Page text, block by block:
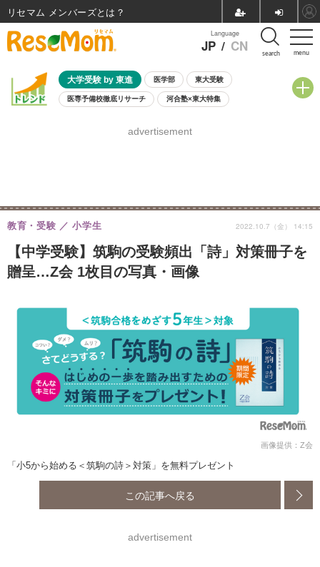
menu
Language
JP / CN search
大学受験 by 東進 医学部 東大受験
医専予備校徹底リサーチ 河合塾×東大特集
8月開催学校説明会・相談会
advertisement
【中学受験】筑駒の受験頻出「詩」対策冊子を
贈呈…Z会 1枚目の写真・画像
教育・受験 小学生 2022.10.7（金） 14:15
画像提供：Z会
「小5から始める＜筑駒の詩＞対策」を無料プレゼント
この記事へ戻る
advertisement
リセマム メンバーズ